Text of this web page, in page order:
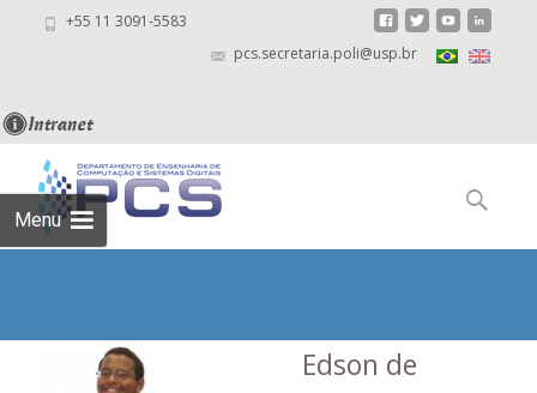
+55 11 3091-5583
pcs.secretaria.poli@usp.br
Menu
to
content
Pesquisar
Edson de